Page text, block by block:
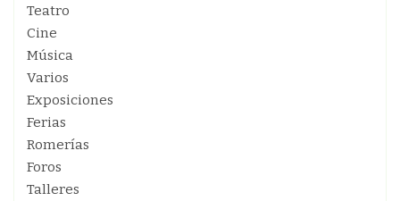
Teatro
Cine
Música
Varios
Exposiciones
Ferias
Romerías
Foros
Talleres